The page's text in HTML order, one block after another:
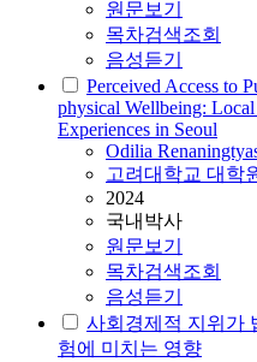
원문보기
목차검색조회
음성듣기
Perceived Access to
physical Wellbeing:
Experiences in Seoul
Odilia
고려대학교 대학
2024
국내박사
원문보기
목차검색조회
음성듣기
사회경제적 지위가
험에 미치는 영향